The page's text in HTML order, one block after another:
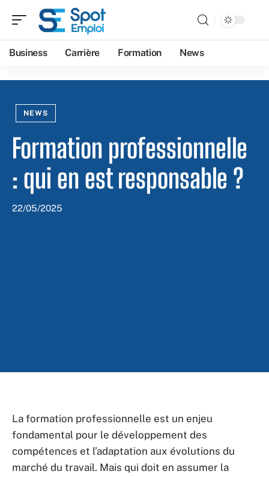
Business Carrière Formation News
NEWS
Formation professionnelle
: qui en est responsable ?
22/05/2025
La formation professionnelle est un enjeu
fondamental pour le développement des
compétences et l’adaptation aux évolutions du
marché du travail. Mais qui doit en assumer la